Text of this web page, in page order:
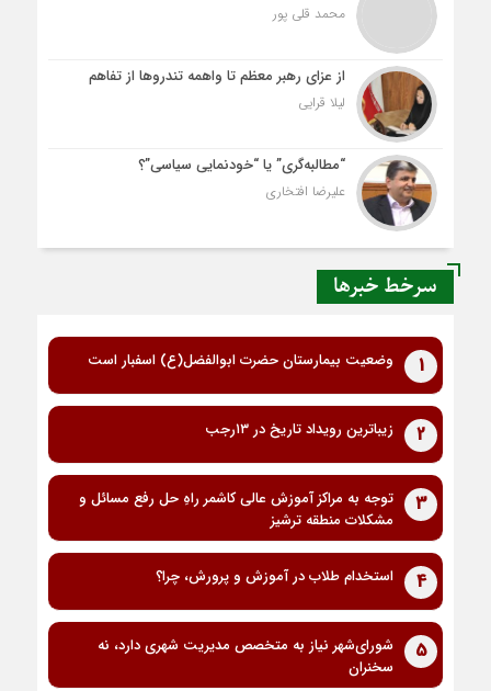
محمد قلی پور
از عزای رهبر معظم تا واهمه تندروها از تفاهم
لیلا قرایی
“مطالبه‌گری” یا “خودنمایی سیاسی”؟
علیرضا افتخاری
سرخط خبرها
1 وضعیت بیمارستان حضرت ابوالفضل(ع) اسفبار است
2 زیباترین رویداد تاریخ در ۱۳رجب
3
توجه به مراکز آموزش عالی کاشمر راهِ حل رفع مسائل و
مشکلات منطقه ترشیز
4 استخدام طلاب در آموزش و پرورش، چرا؟
5
شورای‌شهر نیاز به متخصص مدیریت شهری دارد، نه
سخنران